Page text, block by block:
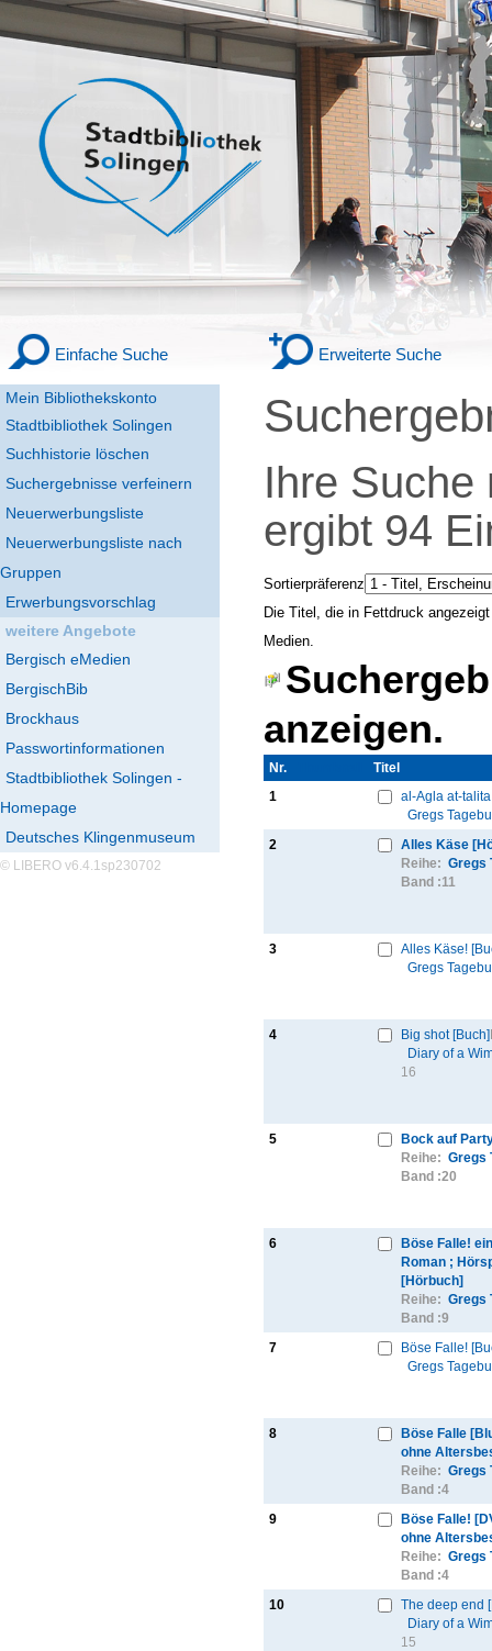
Mein Bibliothekskonto
Stadtbibliothek Solingen
Einfache Suche Erweiterte Suche
Suchhistorie löschen
Suchergebnisse verfeinern
Neuerwerbungsliste
Neuerwerbungsliste nach
Gruppen
Erwerbungsvorschlag
weitere Angebote
Bergisch eMedien
BergischBib
Brockhaus
Passwortinformationen
Stadtbibliothek Solingen -
Homepage
Deutsches Klingenmuseum
© LIBERO v6.4.1sp230702
Ihre
ergibt 94
Sortierpräferenz
Die Titel, die in Fettdruck
Medien.
anzeigen.
Nr.
Titel
1
al-Agla at-
Gregs
2
Alles Käse
Reihe: Gregs
Band :11
3
Alles Käse!
Gregs
4 Big shot [Buch]
Diary of a
16
5
Bock auf
Reihe: Gregs
Band :20
6
Böse Falle!
Roman ;
[Hörbuch]
Reihe: Gregs
Band :9
7
Böse Falle!
Gregs
8
Böse Falle
ohne
Reihe: Gregs
Band :4
9
Böse Falle!
ohne
Reihe: Gregs
Band :4
10
The deep end
Diary of a
15